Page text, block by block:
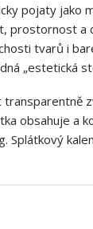
pojaty jako
prostornost a
tvarů i
„estetická
obsahuje a
Splátkový